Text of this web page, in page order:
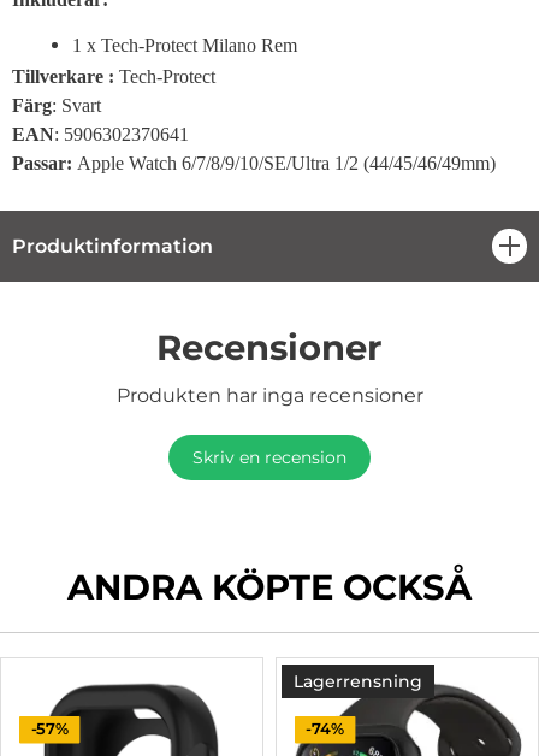
1 x Tech-Protect Milano Rem
Tillverkare : Tech-Protect
Färg: Svart
EAN: 5906302370641
Passar: Apple Watch 6/7/8/9/10/SE/Ultra 1/2 (44/45/46/49mm)
Produktinformation
Recensioner
Produkten har inga recensioner
Skriv en recension
ANDRA KÖPTE OCKSÅ
-57%
Lagerrensning
-74%